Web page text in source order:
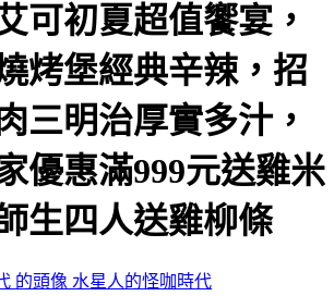
可初夏超值饗宴，
烤堡經典辛辣，招
三明治厚實多汁，
優惠滿999元送雞米
生四人送雞柳條
水星人的怪咖時代